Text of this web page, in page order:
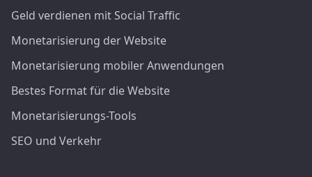
Geld verdienen mit Social Traffic
Monetarisierung der Website
Monetarisierung mobiler Anwendungen
Bestes Format für die Website
Monetarisierungs-Tools
SEO und Verkehr